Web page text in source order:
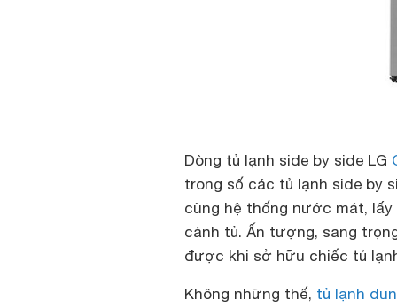
Dòng tủ lạnh side by side LG
trong số các tủ lạnh side by
cùng hệ thống nước mát,
cánh tủ. Ấn tượng, sang
được khi sở hữu chiếc tủ
Không những thế, tủ lạnh